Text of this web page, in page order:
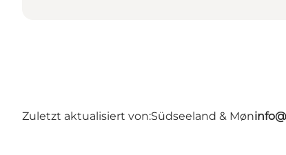
Zuletzt aktualisiert von:Südseeland & Møn